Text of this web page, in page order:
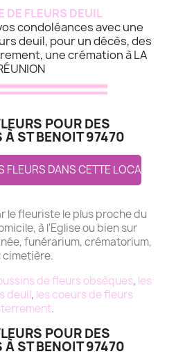
DE FLEURS DEUIL
condoléances avec une
deuil, pour un décès, des
une crémation à LA
POUR DES
À ST BENOIT 97470
FLEURS DANS CETTE LOCALITE
le fleuriste le plus proche du
à l'Eglise ou bien sur
funérarium, crématorium,
cimetière.
de fleurs obsèques, les
deuil, les coeurs de fleurs
.
POUR DES
À ST BENOIT 97470